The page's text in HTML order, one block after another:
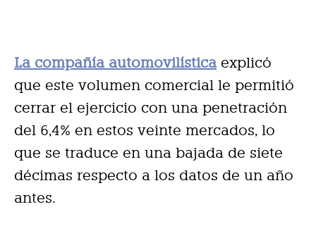
La compañía automovilísticaexplicó
que este volumen comercial le permitió
cerrar el ejercicio con una penetración
del 6,4% en estos veinte mercados, lo
que se traduce en una bajada de siete
décimas respecto a los datos de un año
antes.